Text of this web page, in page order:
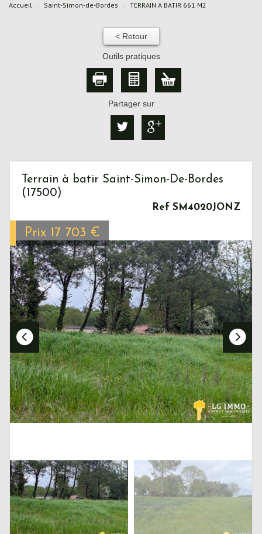
Accueil Saint-Simon-de-Bordes TERRAIN A BATIR 661 M2
< Retour
Outils pratiques
Partager sur
Terrain à batir Saint-Simon-De-Bordes
(17500)
Ref SM4020JONZ
Prix 17 703 €